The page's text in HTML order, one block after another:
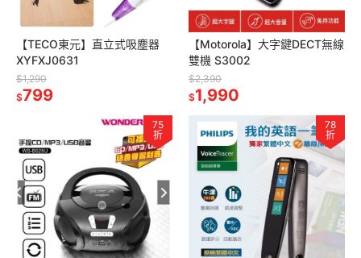
【TECO東元】直立式吸塵器
XYFXJ0631
$1,290
$799
【Motorola】大字鍵DECT無線
雙機 S3002
$2,390
$1,990
75
折
78
折